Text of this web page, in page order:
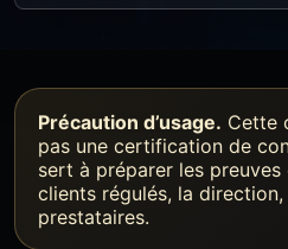
Précaution d’usage. Cette
pas une certification de
sert à préparer les
clients régulés, la
prestataires.